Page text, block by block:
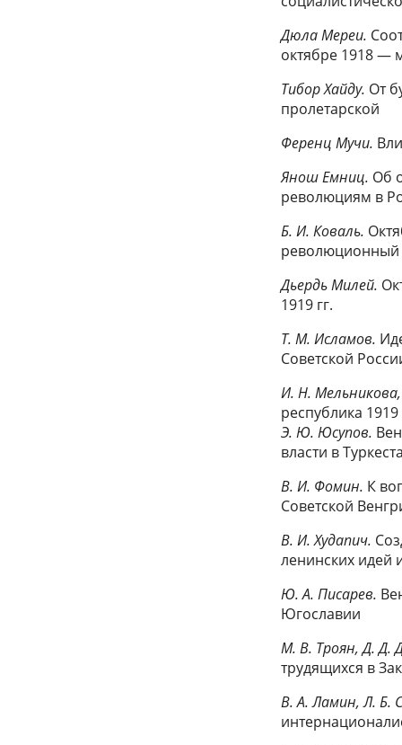
Дюла Мереи.
октябре 1918 —
Тибор Хайду. От
пролетарской
Ференц Мучи.
Янош Емниц. Об
революциям в
Б. И. Коваль.
революционный
Дьердь Милей.
1919 гг.
Т. М. Исламов.
Советской
И. Н.
республика 1919
Э. Ю. Юсупов.
власти в
В. И. Фомин. К
Советской
В. И. Худапич.
ленинских идей
Ю. А. Писарев.
Югославии
М. В. Троян, Д. Д.
трудящихся в
В. А. Ламин, Л. Б.